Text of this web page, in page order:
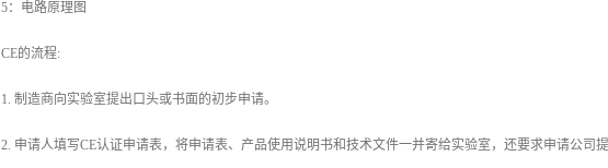
5：电路原理图
CE的流程:
1. 制造商向实验室提出口头或书面的初步申请。
2. 申请人填写CE认证申请表，将申请表、产品使用说明书和技术文件一并寄给实验室，还要求申请公司